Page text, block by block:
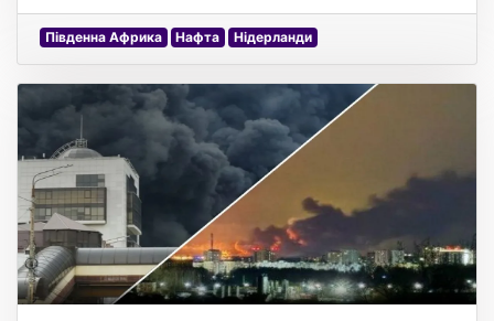
Південна Африка Нафта Нідерланди